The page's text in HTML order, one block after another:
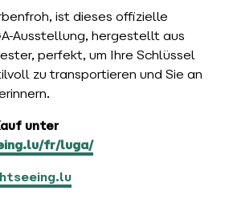
ist dieses offizielle
Ausstellung, hergestellt aus
perfekt, um Ihre Schlüssel
zu transportieren und Sie an
unter
fr/luga/